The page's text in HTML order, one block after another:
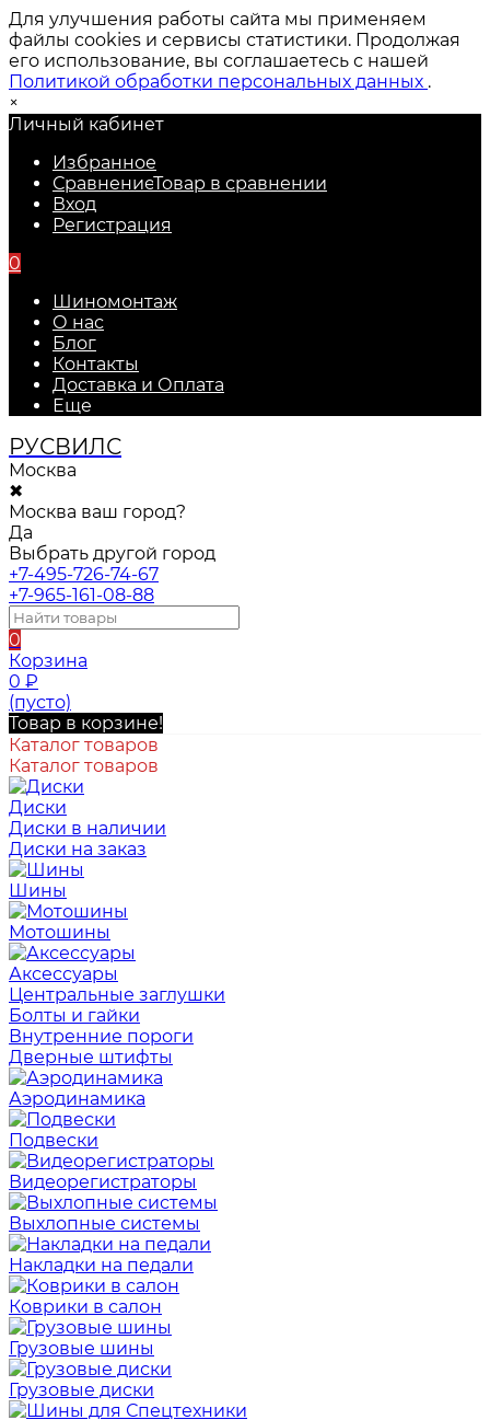
Для улучшения работы сайта мы применяем
файлы cookies и сервисы статистики. Продолжая
его использование, вы соглашаетесь с нашей
Политикой обработки персональных данных .
×
Личный кабинет
Избранное
СравнениеТовар в сравнении
Вход
Регистрация
0
Шиномонтаж
О нас
Блог
Контакты
Доставка и Оплата
Еще
РУСВИЛС
Москва
✖
Москва ваш город?
Да
Выбрать другой город
+7-495-726-74-67
+7-965-161-08-88
0
Корзина
0 ₽
(пусто)
Товар в корзине!
Каталог товаров
Каталог товаров
Диски
Диски в наличии
Диски на заказ
Шины
Мотошины
Аксессуары
Центральные заглушки
Болты и гайки
Внутренние пороги
Дверные штифты
Аэродинамика
Подвески
Видеорегистраторы
Выхлопные системы
Накладки на педали
Коврики в салон
Грузовые шины
Грузовые диски